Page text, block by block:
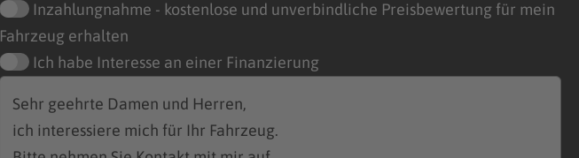
Inzahlungnahme - kostenlose und unverbindliche Preisbewertung für mein
Fahrzeug erhalten
Ich habe Interesse an einer Finanzierung